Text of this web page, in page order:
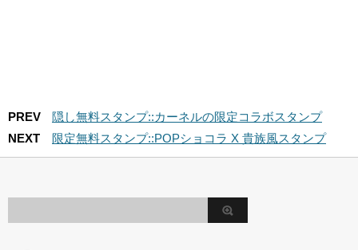
PREV
隠し無料スタンプ::カーネルの限定コラボスタンプ
NEXT
限定無料スタンプ::POPショコラ X 貴族風スタンプ